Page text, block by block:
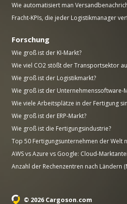
Wie automatisiert man
Fracht-KPIs, die jeder Logistikmanager
Forschung
Wie groß ist der KI-Markt?
Wie viel CO2 stößt der Transportsektor
Wie groß ist der Logistikmarkt?
Wie groß ist der Unternehmenssoftware-
Wie viele Arbeitsplätze in der Fertigung
Wie groß ist der ERP-Markt?
Wie groß ist die Fertigungsindustrie?
Top 50 Fertigungsunternehmen der Welt
AWS vs Azure vs Google: Cloud-
Anzahl der Rechenzentren nach Ländern
© 2026 Cargoson.com